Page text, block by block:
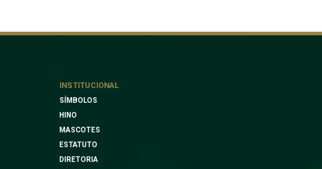
INSTITUCIONAL
SÍMBOLOS
HINO
MASCOTES
ESTATUTO
DIRETORIA